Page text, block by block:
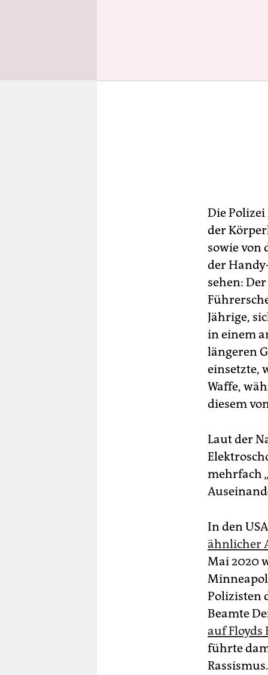
Die
der
sowie von
der
sehen:
Jährige,
in einem
längeren
einsetzte,
Waffe,
diesem
Laut der
mehrfach
In den USA
ähnlicher
Mai 2020
Polizisten
Beamte
auf Floyds
führte
Rassismus.